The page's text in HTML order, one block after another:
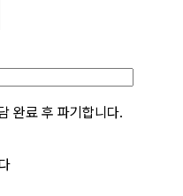
완료 후 파기합니다.